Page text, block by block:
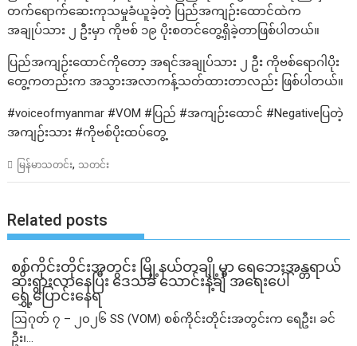
တက်ရောက်ဆေးကုသမှုခံယူခဲ့တဲ့ ပြည်အကျဉ်းထောင်ထဲက
အချုပ်သား ၂ ဦးမှာ ကိုဗစ် ၁၉ ပိုးစတင်တွေ့ရှိခဲ့တာဖြစ်ပါတယ်။
ပြည်အကျဉ်းထောင်ကိုတော့ အရင်အချုပ်သား ၂ ဦး ကိုဗစ်ရောဂါပိုး
တွေ့ကတည်းက အသွားအလာကန့်သတ်ထားတာလည်း ဖြစ်ပါတယ်။
#voiceofmyanmar #VOM #ပြည် #အကျဉ်းထောင် #Negativeပြတဲ့
အကျဉ်းသား #ကိုဗစ်ပိုးထပ်တွေ့
မြန်မာသတင်း, သတင်း
Related posts
စစ်ကိုင်းတိုင်းအတွင်း မြို့နယ်တချို့မှာ ရေဘေးအန္တရာယ်
ဆိုးရွားလာနေပြီး ဒေသခံ သောင်းနဲ့ချီ အရေးပေါ်
ရွှေ့ပြောင်းနေရ
ဩဂုတ် ၇ – ၂၀၂၆ SS (VOM) စစ်ကိုင်းတိုင်းအတွင်းက ရေဦး၊ ခင်
ဦး၊...